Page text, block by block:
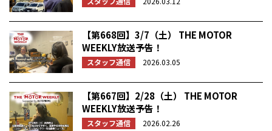
【第668回】3/7（土） THE MOTOR
WEEKLY放送予告！
スタッフ通信 2026.03.05
【第667回】2/28（土） THE MOTOR
WEEKLY放送予告！
スタッフ通信 2026.02.26